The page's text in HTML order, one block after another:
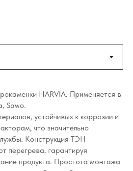
HARVIA. Применяется в
Sawo.
устойчивых к коррозии и
что значительно
Конструкция ТЭН
перегрева, гарантируя
продукта. Простота монтажа